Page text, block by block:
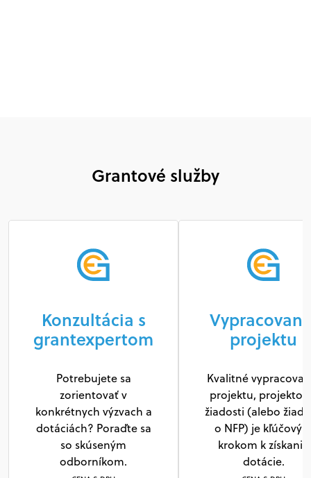
Grantové služby
Konzultácia s
grantexpertom
Potrebujete sa
zorientovať v
konkrétnych výzvach a
dotáciách? Poraďte sa
so skúseným
odborníkom.
projektu
Kvalitné
projektu,
žiadosti (alebo
o NFP) je
krokom k získaniu
dotácie.